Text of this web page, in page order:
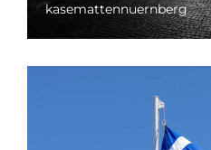
kasemattennuernberg